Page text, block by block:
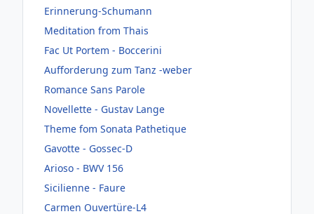
Erinnerung-Schumann
Meditation from Thais
Fac Ut Portem - Boccerini
Aufforderung zum Tanz -weber
Romance Sans Parole
Novellette - Gustav Lange
Theme fom Sonata Pathetique
Gavotte - Gossec-D
Arioso - BWV 156
Sicilienne - Faure
Carmen Ouvertüre-L4